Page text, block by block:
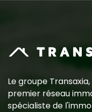
Le groupe
premier réseau
spécialiste de